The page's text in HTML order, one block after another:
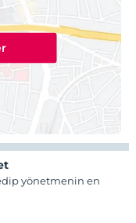
yönetmenin en